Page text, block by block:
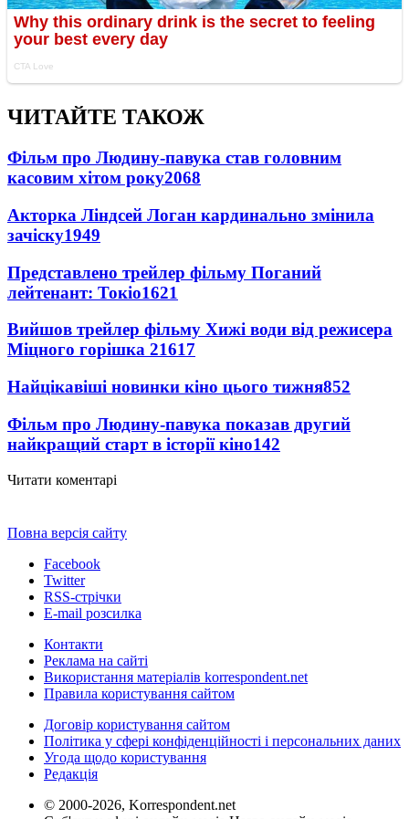
ЧИТАЙТЕ ТАКОЖ
Фільм про Людину-павука став головним
касовим хітом року2068
Акторка Ліндсей Логан кардинально змінила
зачіску1949
Представлено трейлер фільму Поганий
лейтенант: Токіо1621
Вийшов трейлер фільму Хижі води від режисера
Міцного горішка 21617
Найцікавіші новинки кіно цього тижня852
Фільм про Людину-павука показав другий
найкращий старт в історії кіно142
Читати коментарі
Повна версія сайту
Facebook
Twitter
RSS-стрічки
E-mail розсилка
Контакти
Реклама на сайті
Використання матеріалів korrespondent.net
Правила користування сайтом
Договір користування сайтом
Політика у сфері конфіденційності і персональних даних
Угода щодо користування
Редакція
© 2000-2026, Korrespondent.net